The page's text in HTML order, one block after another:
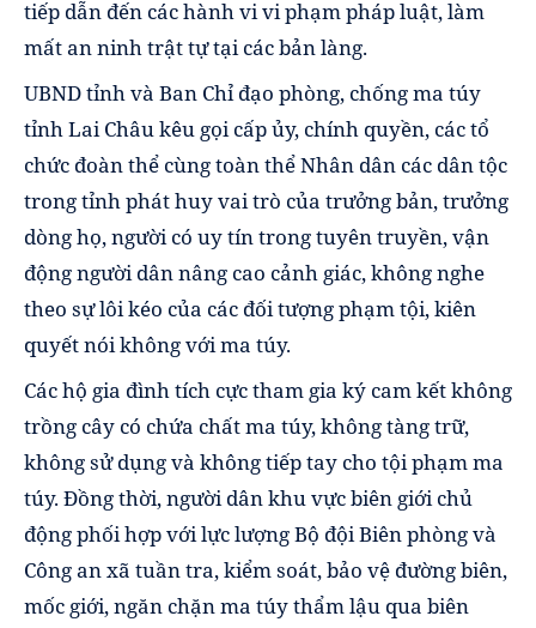
tiếp dẫn đến các hành vi vi phạm pháp luật, làm
mất an ninh trật tự tại các bản làng.
UBND tỉnh và Ban Chỉ đạo phòng, chống ma túy
tỉnh Lai Châu kêu gọi cấp ủy, chính quyền, các tổ
chức đoàn thể cùng toàn thể Nhân dân các dân tộc
trong tỉnh phát huy vai trò của trưởng bản, trưởng
dòng họ, người có uy tín trong tuyên truyền, vận
động người dân nâng cao cảnh giác, không nghe
theo sự lôi kéo của các đối tượng phạm tội, kiên
quyết nói không với ma túy.
Các hộ gia đình tích cực tham gia ký cam kết không
trồng cây có chứa chất ma túy, không tàng trữ,
không sử dụng và không tiếp tay cho tội phạm ma
túy. Đồng thời, người dân khu vực biên giới chủ
động phối hợp với lực lượng Bộ đội Biên phòng và
Công an xã tuần tra, kiểm soát, bảo vệ đường biên,
mốc giới, ngăn chặn ma túy thẩm lậu qua biên